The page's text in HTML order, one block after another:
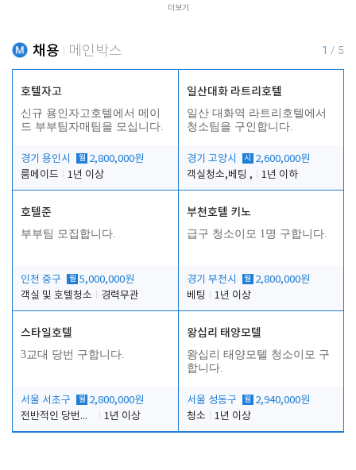
더보기
채용 메인박스 1 / 5
호텔자고
신규 용인자고호텔에서 메이
드 부부팀자매팀을 모십니다.
경기 용인시 월 2,800,000원
룸메이드
1년 이상
일산대화 라트리호텔
일산 대화역 라트리호텔에서
청소팀을 구인합니다.
경기 고양시 시
2,600,000원
객실청소,베팅 ,
1년 이하
호텔준
부부팀 모집합니다.
인천 중구 월 5,000,000원
객실 및 호텔청소
경력무관
부천호텔 키노
급구 청소이모 1명 구합니다.
경기 부천시 월 2,800,000원
베팅
1년 이상
스타일호텔
3교대 당번 구합니다.
서울 서초구 월 2,800,000원
전반적인 당번업무
1년 이상
왕십리 태양모텔
왕십리 태양모텔 청소이모 구
합니다.
서울 성동구 월 2,940,000원
청소
1년 이상